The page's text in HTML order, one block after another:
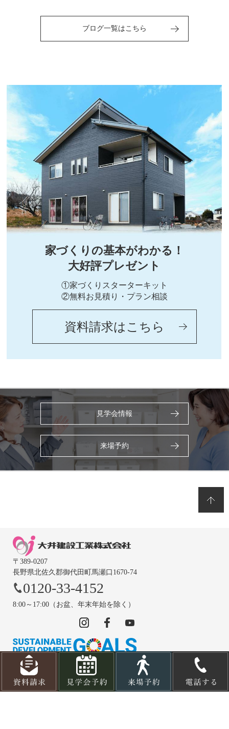
ブログ一覧はこちら
家づくりの基本がわかる！
大好評プレゼント
①家づくりスターターキット
②無料お見積り・プラン相談
資料請求はこちら
見学会情報
来場予約
〒389-0207
長野県北佐久郡御代田町馬瀬口1670-74
0120-33-4152
8:00～17:00（お盆、年末年始を除く）
© OOIKENSETSUKOUGYOU CO., LTD.